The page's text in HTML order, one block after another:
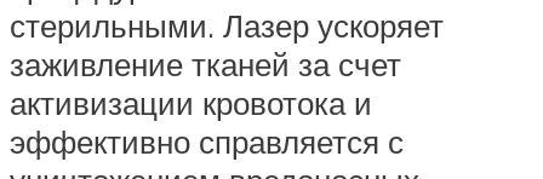
стерильными. Лазер ускоряет
заживление тканей за счет
активизации кровотока и
эффективно справляется с